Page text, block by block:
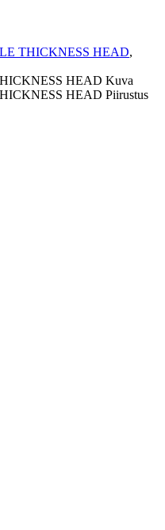
THICKNESS HEAD,